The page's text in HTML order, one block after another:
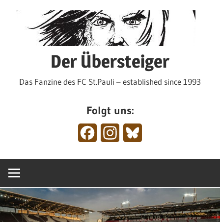
Der Übersteiger
Das Fanzine des FC St.Pauli – established since 1993
Folgt uns:
FacebookInstagram